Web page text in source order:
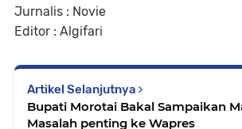
Jurnalis : Novie
Editor : Algifari
Artikel Selanjutnya
Bupati Morotai Bakal Sampaikan
Masalah penting ke Wapres